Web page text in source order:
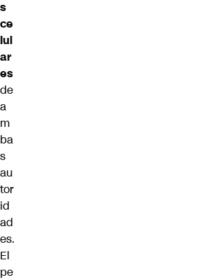
s
ce
lul
ar
es
de
a
m
ba
s
au
tor
id
ad
es.
El
pe